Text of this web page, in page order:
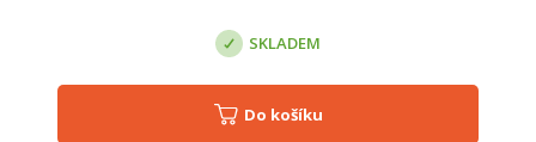
SKLADEM
Do košíku